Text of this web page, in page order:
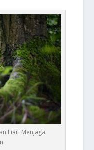
Liar: Menjaga